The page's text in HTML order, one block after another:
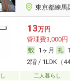
東京都練馬
13万円
管理費3,000円
1ヶ月
2階 / 1LDK（
二人暮らし